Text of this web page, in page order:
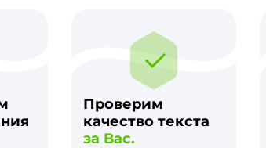
Проверим
качество текста
за Вас.